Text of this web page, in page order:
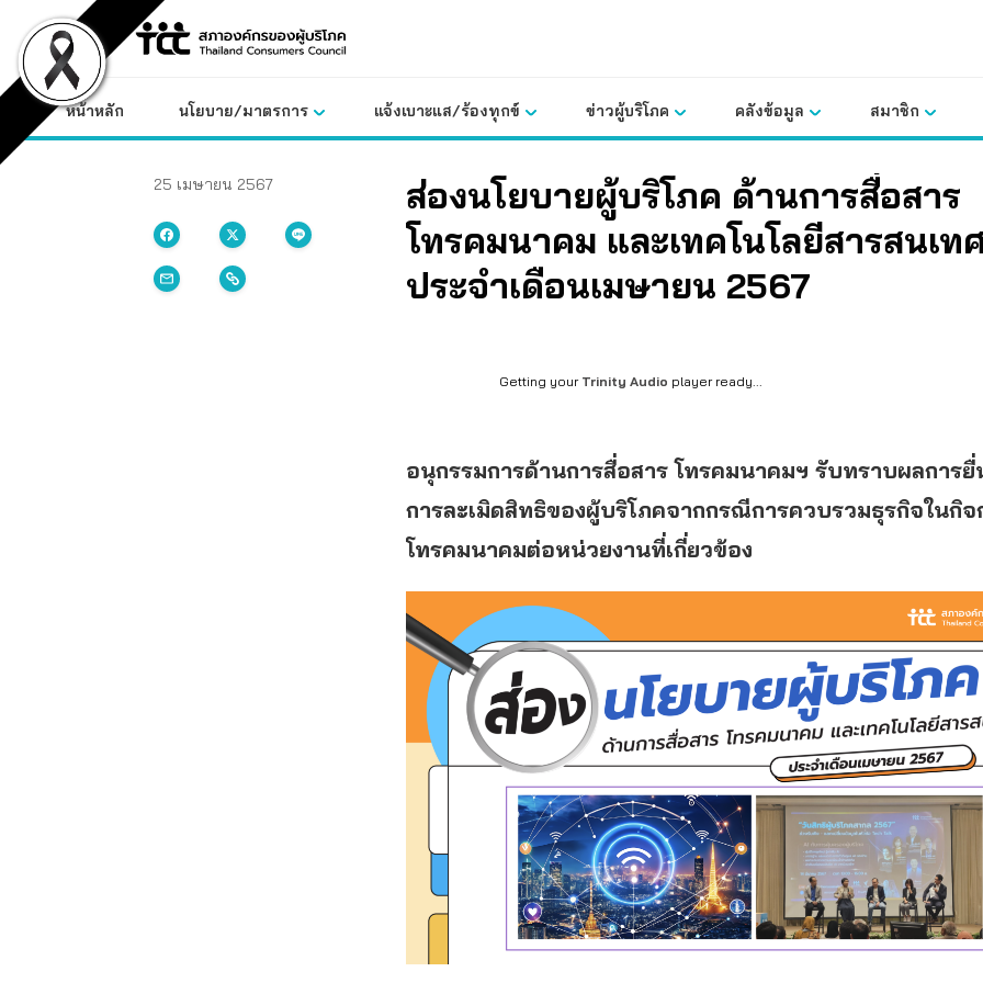
content
หน้าหลัก นโยบาย/มาตรการ แจ้งเบาะแส/ร้องทุกข์ ข่าวผู้บริโภค คลังข้อมูล สมาชิก
25 เมษายน 2567
ส่องนโยบายผู้บริโภค ด้านการสื่อสาร
โทรคมนาคม และเทคโนโลยีสารสนเท
ประจำเดือนเมษายน 2567
Getting your Trinity Audio player ready...
อนุกรรมการด้านการสื่อสาร โทรคมนาคมฯ รับทราบผลการยื่
การละเมิดสิทธิของผู้บริโภคจากกรณีการควบรวมธุรกิจในกิจ
โทรคมนาคมต่อหน่วยงานที่เกี่ยวข้อง